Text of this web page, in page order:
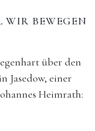
WIR BEWEGEN
über den
Jasedow, einer
Heimrath: